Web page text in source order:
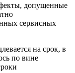
допущенные
сервисных
на срок, в
по вине